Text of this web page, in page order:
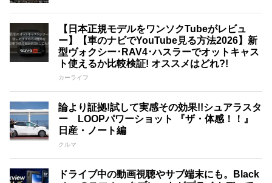
【日本正規モデルをワンソクTubeがレビュ
ー】【車のナビでYouTube見る方法2026】新
型ヴォクシー･RAV4･ハスラーでオットキャス
ト使えるか比較検証! オススメはどれ?!
カーライフ
論より証拠!試して実感その効果!!シュアラスタ
ー LOOPパワーショット 『ザ・体感！！』
日産・ノート編
クルマ
ドライブ中の動画視聴やサブ端末にも。Black